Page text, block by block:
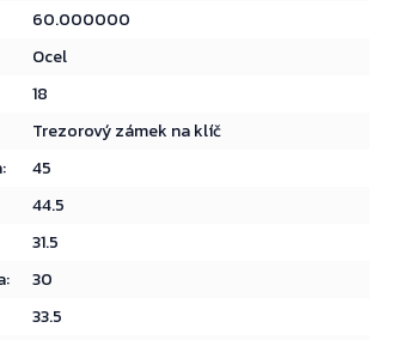
60.000000
Ocel
18
Trezorový zámek na klíč
:
45
44.5
31.5
:
30
33.5